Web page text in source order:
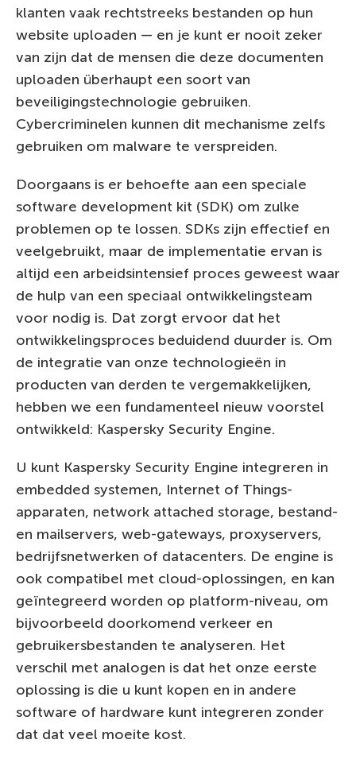
klanten vaak rechtstreeks bestanden op hun
website uploaden — en je kunt er nooit zeker
van zijn dat de mensen die deze documenten
uploaden überhaupt een soort van
beveiligingstechnologie gebruiken.
Cybercriminelen kunnen dit mechanisme zelfs
gebruiken om malware te verspreiden.
Doorgaans is er behoefte aan een speciale
software development kit (SDK) om zulke
problemen op te lossen. SDKs zijn effectief en
veelgebruikt, maar de implementatie ervan is
altijd een arbeidsintensief proces geweest waar
de hulp van een speciaal ontwikkelingsteam
voor nodig is. Dat zorgt ervoor dat het
ontwikkelingsproces beduidend duurder is. Om
de integratie van onze technologieën in
producten van derden te vergemakkelijken,
hebben we een fundamenteel nieuw voorstel
ontwikkeld: Kaspersky Security Engine.
U kunt Kaspersky Security Engine integreren in
embedded systemen, Internet of Things-
apparaten, network attached storage, bestand-
en mailservers, web-gateways, proxyservers,
bedrijfsnetwerken of datacenters. De engine is
ook compatibel met cloud-oplossingen, en kan
geïntegreerd worden op platform-niveau, om
bijvoorbeeld doorkomend verkeer en
gebruikersbestanden te analyseren. Het
verschil met analogen is dat het onze eerste
oplossing is die u kunt kopen en in andere
software of hardware kunt integreren zonder
dat dat veel moeite kost.